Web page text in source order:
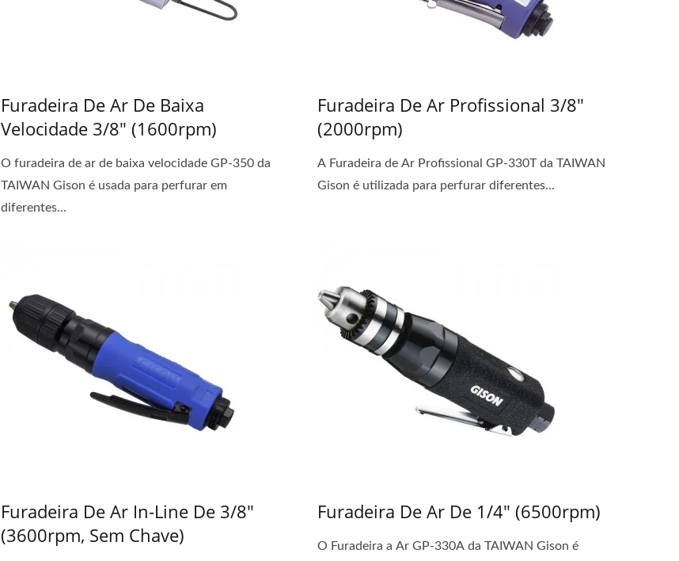
Furadeira De Ar De Baixa
Velocidade 3/8" (1600rpm)
O furadeira de ar de baixa velocidade GP-350 da
TAIWAN Gison é usada para perfurar em
diferentes...
Furadeira De Ar Profissional 3/8"
(2000rpm)
A Furadeira de Ar Profissional GP-330T da TAIWAN
Gison é utilizada para perfurar diferentes...
Furadeira De Ar In-Line De 3/8"
(3600rpm, Sem Chave)
Furadeira De Ar De 1/4" (6500rpm)
O Furadeira a Ar GP-330A da TAIWAN Gison é